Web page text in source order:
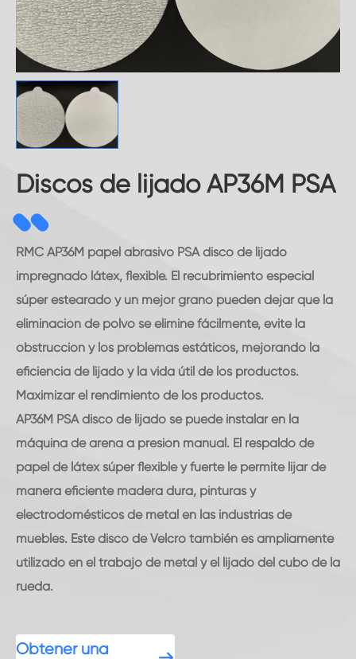
Discos de lijado AP36M PSA
RMC AP36M papel abrasivo PSA disco de lijado
impregnado látex, flexible. El recubrimiento especial
súper estearado y un mejor grano pueden dejar que la
eliminación de polvo se elimine fácilmente, evite la
obstrucción y los problemas estáticos, mejorando la
eficiencia de lijado y la vida útil de los productos.
Maximizar el rendimiento de los productos.
AP36M PSA disco de lijado se puede instalar en la
máquina de arena a presión manual. El respaldo de
papel de látex súper flexible y fuerte le permite lijar de
manera eficiente madera dura, pinturas y
electrodomésticos de metal en las industrias de
muebles. Este disco de Velcro también es ampliamente
utilizado en el trabajo de metal y el lijado del cubo de la
rueda.
Obtener una